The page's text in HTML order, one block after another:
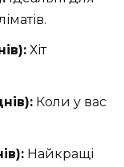
Хіт
Коли у вас
Найкращі